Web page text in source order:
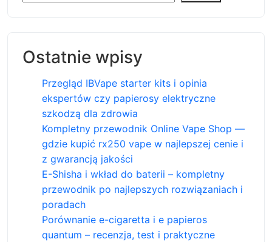
Ostatnie wpisy
Przegląd IBVape starter kits i opinia
ekspertów czy papierosy elektryczne
szkodzą dla zdrowia
Kompletny przewodnik Online Vape Shop —
gdzie kupić rx250 vape w najlepszej cenie i
z gwarancją jakości
E-Shisha i wkład do baterii – kompletny
przewodnik po najlepszych rozwiązaniach i
poradach
Porównanie e-cigaretta i e papieros
quantum – recenzja, test i praktyczne